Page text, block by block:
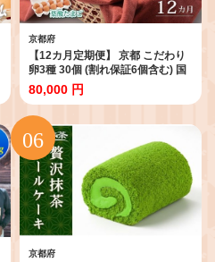
京都府
【12カ月定期便】 京都 こだわり
卵3種 30個 (割れ保証6個含む) 国
産 卵 たまご タマゴ 玉子 鶏卵 鶏
卵黄 定期便 定期 新鮮卵 3種 食べ
比べ セット 卵定期便 たまご定期
便 12回 12か月 12ヶ月 12ヵ月 卵
料理 卵かけごはん 卵焼き 玉子焼
き 冷蔵 小分け パック 贈答 贈答品
人気 ランキング 京丹波町 京都府
ふるさと納税
80,000 円
京都府